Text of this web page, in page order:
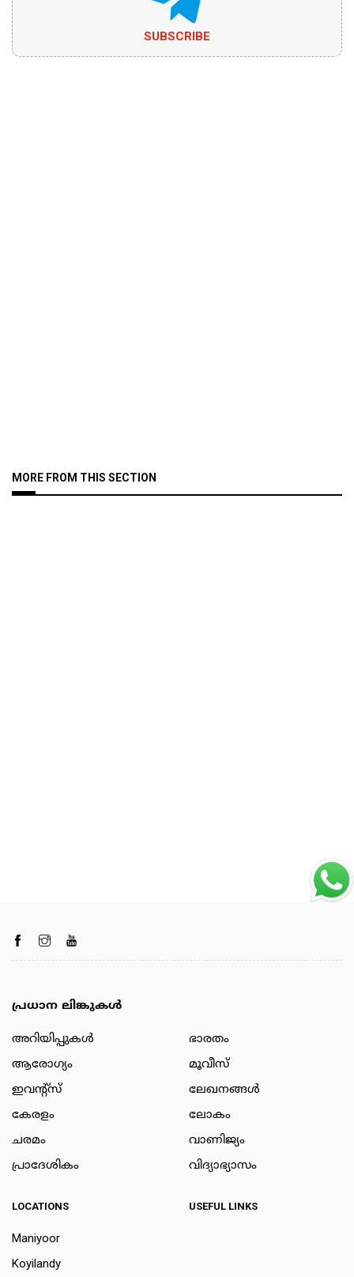
SUBSCRIBE
MORE FROM THIS SECTION
പ്രധാന ലിങ്കുകൾ
അറിയിപ്പുകള്‍
ആരോഗ്യം
ഇവന്റ്സ്
കേരളം
ചരമം
പ്രാദേശികം
ഭാരതം
മൂവീസ്
ലേഖനങ്ങള്‍
ലോകം
വാണിജ്യം
വിദ്യാഭ്യാസം
LOCATIONS
Maniyoor
Koyilandy
USEFUL LINKS